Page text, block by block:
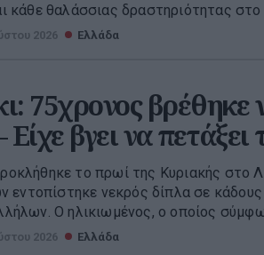
κάθε θαλάσσιας δραστηριότητας στο
2026 Ελλάδα
75χρονος βρέθηκε
βγει να
το πρωί της Κυριακής στο
εντοπίστηκε νεκρός δίπλα σε
Ο ηλικιωμένος, ο οποίος
2026 Ελλάδα